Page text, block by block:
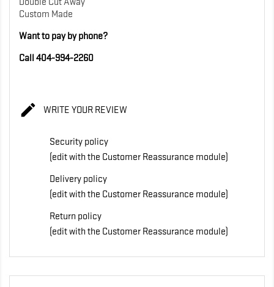
Custom Made
Want to pay by phone?
Call 404-994-2260
 WRITE YOUR REVIEW
Security policy
(edit with the Customer Reassurance module)
Delivery policy
(edit with the Customer Reassurance module)
Return policy
(edit with the Customer Reassurance module)